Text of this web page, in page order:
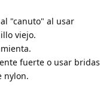
"canuto" al usar
viejo.
fuerte o usar bridas
nylon.